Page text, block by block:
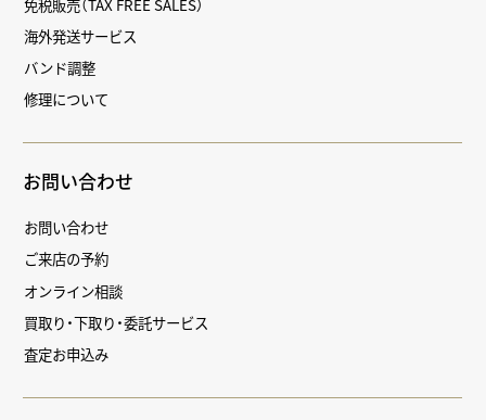
海外発送サービス
バンド調整
修理について
お問い合わせ
お問い合わせ
ご来店の予約
オンライン相談
買取り・下取り・委託サービス
査定お申込み